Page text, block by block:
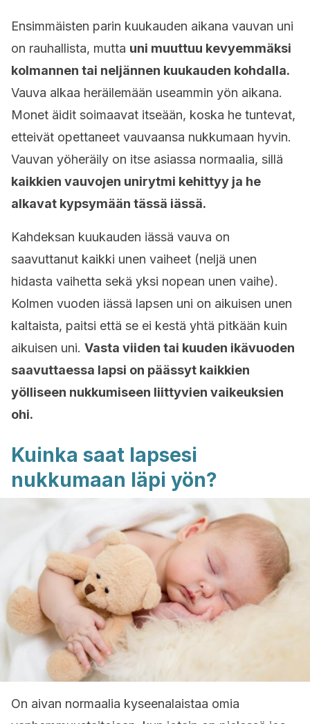
Ensimmäisten parin kuukauden aikana vauvan uni
on rauhallista, mutta uni muuttuu kevyemmäksi
kolmannen tai neljännen kuukauden kohdalla.
Vauva alkaa heräilemään useammin yön aikana.
Monet äidit soimaavat itseään, koska he tuntevat,
etteivät opettaneet vauvaansa nukkumaan hyvin.
Vauvan yöheräily on itse asiassa normaalia, sillä
kaikkien vauvojen unirytmi kehittyy ja he
alkavat kypsymään tässä iässä.
Kahdeksan kuukauden iässä vauva on
saavuttanut kaikki unen vaiheet (neljä unen
hidasta vaihetta sekä yksi nopean unen vaihe).
Kolmen vuoden iässä lapsen uni on aikuisen unen
kaltaista, paitsi että se ei kestä yhtä pitkään kuin
aikuisen uni. Vasta viiden tai kuuden ikävuoden
saavuttaessa lapsi on päässyt kaikkien
yölliseen nukkumiseen liittyvien vaikeuksien
ohi.
Kuinka saat lapsesi
nukkumaan läpi yön?
On aivan normaalia kyseenalaistaa omia